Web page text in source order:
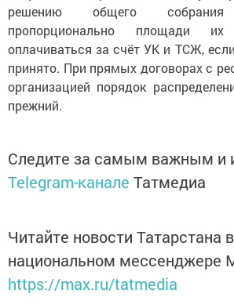
решению общего собрания
пропорционально площади
оплачиваться за счёт УК и ТСЖ,
принято. При прямых договорах с
организацией порядок
прежний.
Следите за самым важным и
Telegram-канале Татмедиа
Читайте новости Татарстана в
национальном мессенджере
https://max.ru/tatmedia